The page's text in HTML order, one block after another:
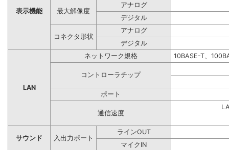
表示機能 最大解像度
アナログ
デジタル
コネクタ形状
アナログ
デジタル
LAN
ネットワーク規格 10BASE-T、
コントローラチップ
ポート
通信速度
サウンド 入出力ポート
ラインOUT
マイクIN